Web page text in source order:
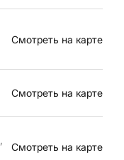
Смотреть на карте
Смотреть на карте
Смотреть на карте